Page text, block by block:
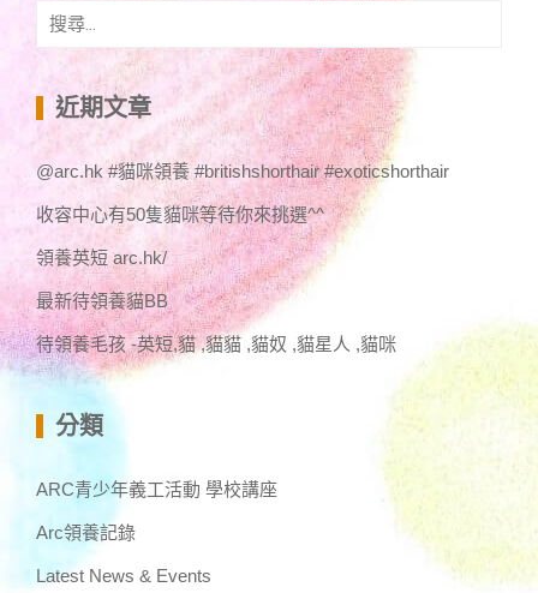
搜
鍵 近期文章
@arc.hk #貓咪領養 #britishshorthair #exoticshorthair
收容中心有50隻貓咪等待你來挑選^^
領養英短 arc.hk/
最新待領養貓BB
待領養毛孩 -英短,貓 ,貓貓 ,貓奴 ,貓星人 ,貓咪
分類
ARC青少年義工活動 學校講座
Arc領養記錄
Latest News & Events